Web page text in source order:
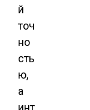
й
точ
но
сть
ю,
а
инт